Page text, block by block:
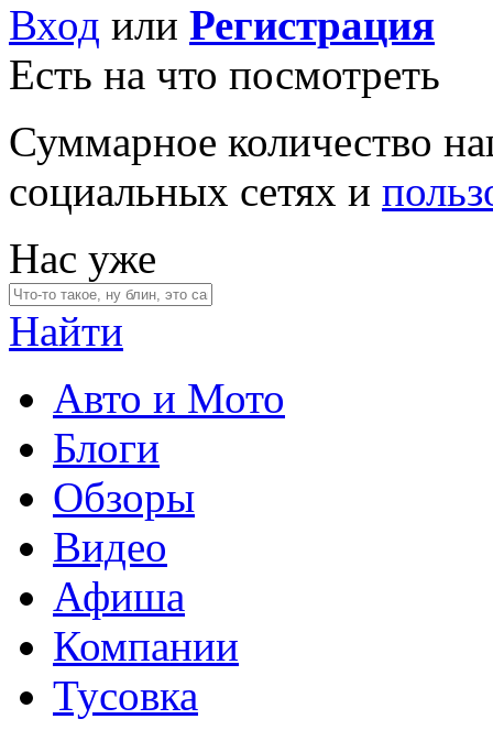
Вход или Регистрация
Есть на что посмотреть
Суммарное количество
социальных сетях и
Нас уже
Найти
Авто и Мото
Блоги
Обзоры
Видео
Афиша
Компании
Тусовка